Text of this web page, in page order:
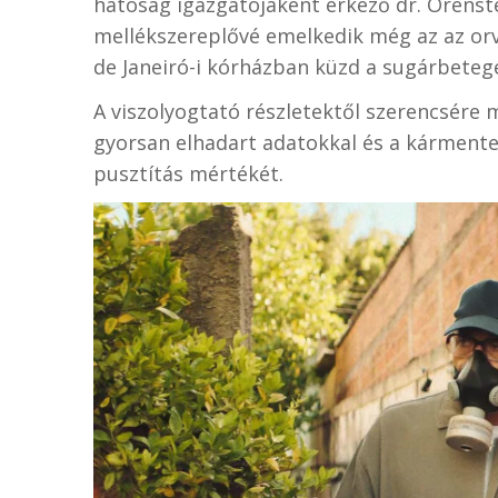
mellékszereplővé emelkedik még az az
de Janeiró-i kórházban küzd a
A viszolyogtató részletektől szerencsére
gyorsan elhadart adatokkal és a
pusztítás mértékét.